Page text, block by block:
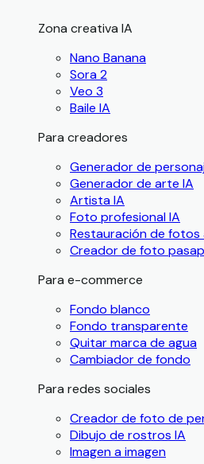
Zona creativa IA
Nano Banana
Sora 2
Veo 3
Baile IA
Para creadores
Generador de
Generador de arte IA
Artista IA
Foto profesional IA
Restauración de fotos
Creador de foto
Para e-commerce
Fondo blanco
Fondo transparente
Quitar marca de agua
Cambiador de fondo
Para redes sociales
Creador de foto de
Dibujo de rostros IA
Imagen a imagen